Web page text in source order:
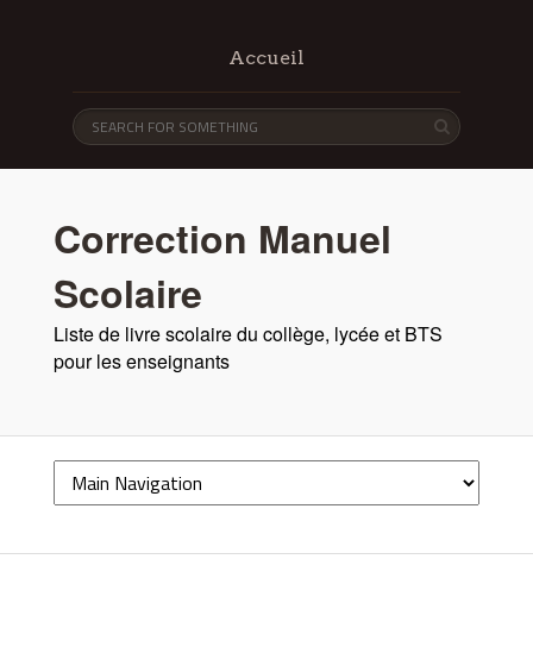
Accueil
Correction Manuel
Scolaire
Liste de livre scolaire du collège, lycée et BTS
pour les enseignants